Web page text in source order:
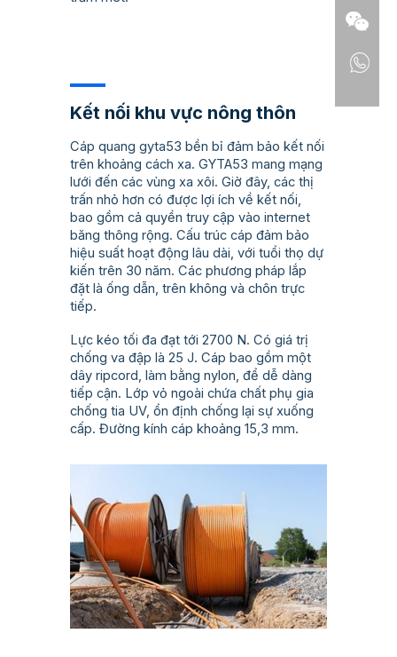
Kết nối khu vực nông thôn
Cáp quang gyta53 bền bỉ đảm bảo kết nối
trên khoảng cách xa. GYTA53 mang mạng
lưới đến các vùng xa xôi. Giờ đây, các thị
trấn nhỏ hơn có được lợi ích về kết nối,
bao gồm cả quyền truy cập vào internet
băng thông rộng. Cấu trúc cáp đảm bảo
hiệu suất hoạt động lâu dài, với tuổi thọ dự
kiến trên 30 năm. Các phương pháp lắp
đặt là ống dẫn, trên không và chôn trực
tiếp.
Lực kéo tối đa đạt tới 2700 N. Có giá trị
chống va đập là 25 J. Cáp bao gồm một
dây ripcord, làm bằng nylon, để dễ dàng
tiếp cận. Lớp vỏ ngoài chứa chất phụ gia
chống tia UV, ổn định chống lại sự xuống
cấp. Đường kính cáp khoảng 15,3 mm.